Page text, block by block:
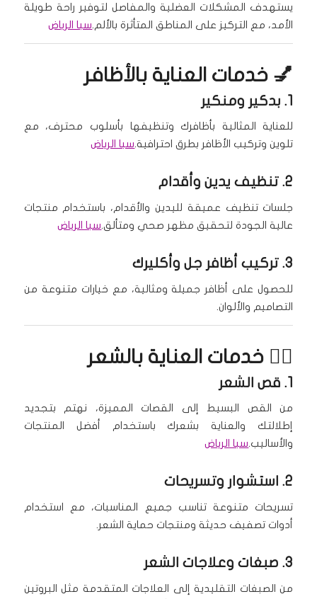
يستهدف المشكلات العضلية والمفاصل لتوفير راحة طويلة
الأمد، مع التركيز على المناطق المتأثرة بالألم.سبا الرياض
💅 خدمات العناية بالأظافر
1. بدكير ومنكير
للعناية المثالية بأظافرك وتنظيفها بأسلوب محترف، مع
تلوين وتركيب الأظافر بطرق احترافية.سبا الرياض
2. تنظيف يدين وأقدام
جلسات تنظيف عميقة لليدين والأقدام، باستخدام منتجات
عالية الجودة لتحقيق مظهر صحي ومتألق.سبا الرياض
3. تركيب أظافر جل وأكليرك
للحصول على أظافر جميلة ومثالية، مع خيارات متنوعة من
التصاميم والألوان.
💇‍♀️ خدمات العناية بالشعر
1. قص الشعر
من القص البسيط إلى القصات المميزة، نهتم بتجديد
إطلالتك والعناية بشعرك باستخدام أفضل المنتجات
والأساليب.سبا الرياض
2. استشوار وتسريحات
تسريحات متنوعة تناسب جميع المناسبات، مع استخدام
أدوات تصفيف حديثة ومنتجات حماية الشعر.
3. صبغات وعلاجات الشعر
من الصبغات التقليدية إلى العلاجات المتقدمة مثل البروتين